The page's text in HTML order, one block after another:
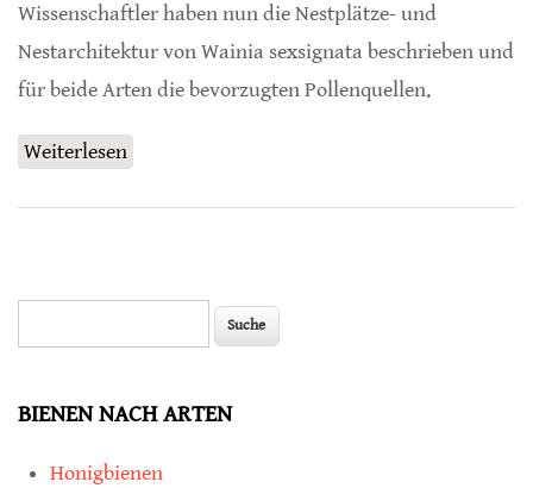
Wissenschaftler haben nun die Nestplätze- und
Nestarchitektur von Wainia sexsignata beschrieben und
für beide Arten die bevorzugten Pollenquellen.
Weiterlesen
BIENEN NACH ARTEN
Honigbienen